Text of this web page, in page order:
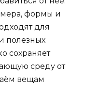
формы и
для
полезных
сохраняет
среду от
вещам